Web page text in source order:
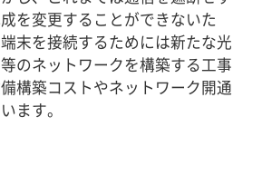
を変更することができないた
末を接続するためには新たな光
のネットワークを構築する工事
構築コストやネットワーク開通
ます。